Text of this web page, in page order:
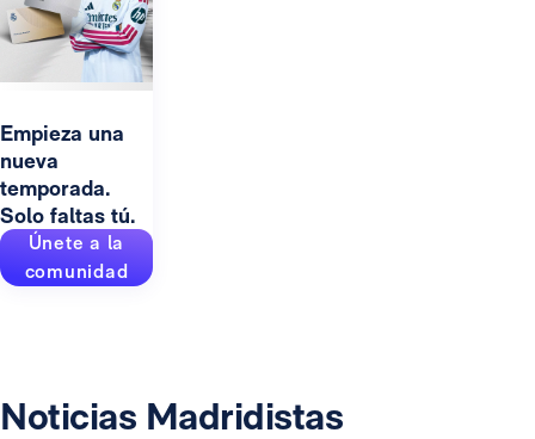
Empieza una
nueva
temporada.
Solo faltas tú.
Únete a la
comunidad
Noticias Madridistas